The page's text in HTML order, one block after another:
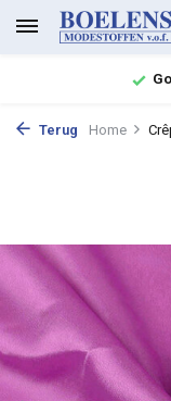
Terug Home